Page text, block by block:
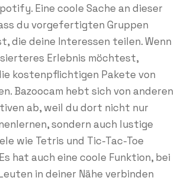
Eine coole Sache an dieser
du vorgefertigten Gruppen
die deine Interessen teilen. Wenn
Erlebnis möchtest,
kostenpflichtigen Pakete von
Bazoocam hebt sich von anderen
ab, weil du dort nicht nur
sondern auch lustige
wie Tetris und Tic-Tac-Toe
hat auch eine coole Funktion, bei
in deiner Nähe verbinden